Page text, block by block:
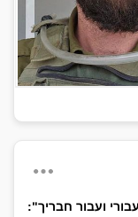
ועבור חבריך":